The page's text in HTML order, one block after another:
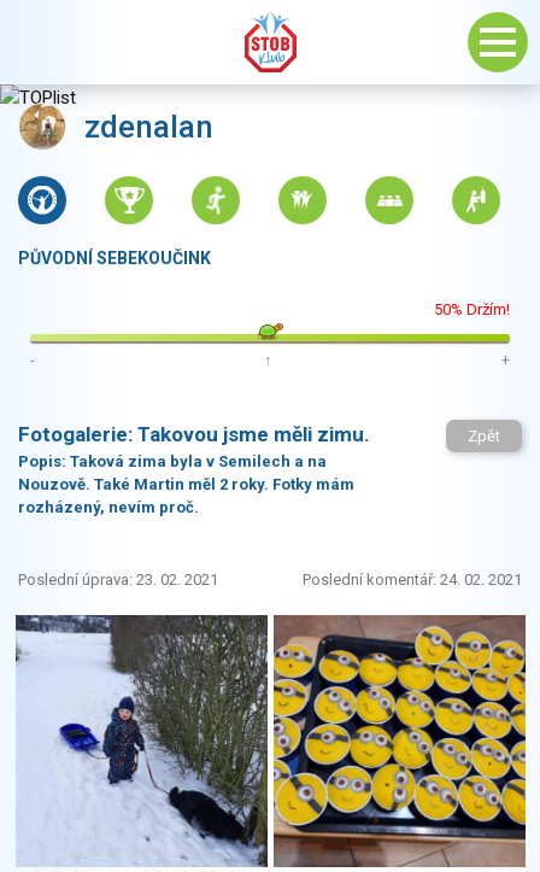
zdenalan
PŮVODNÍ SEBEKOUČINK
50% Držím!
- ↑ +
Fotogalerie: Takovou jsme měli zimu.
Popis: Taková zima byla v Semilech a na
Nouzově. Také Martin měl 2 roky. Fotky mám
rozházený, nevím proč.
Zpět
Poslední úprava: 23. 02. 2021 Poslední komentář: 24. 02. 2021